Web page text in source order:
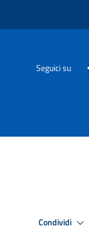
Seguici su
Condividi